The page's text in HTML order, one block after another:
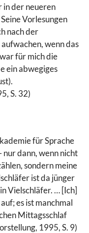
in der neueren
Vorlesungen
nach der
wenn das
für mich die
ein abwegiges
S. 32)
für Sprache
nur dann, wenn nicht
sondern meine
ist da jünger
Vielschläfer. … [Ich]
es ist manchmal
Mittagsschlaf
1995, S. 9)